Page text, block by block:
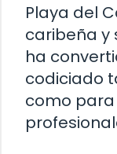
Playa del
caribeña y
ha
codiciado
como